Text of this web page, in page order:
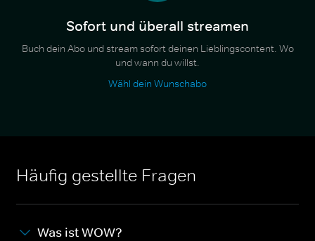
Sofort und überall streamen
Buch dein Abo und stream sofort deinen Lieblingscontent. Wo
und wann du willst.
Wähl dein Wunschabo
Häufig gestellte Fragen
Was ist WOW?